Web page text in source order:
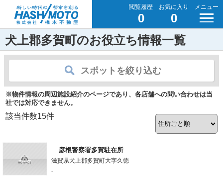
閲覧履歴
0
お気に入り
0
メニュー
犬上郡多賀町のお役立ち情報一覧
スポットを絞り込む
※物件情報の周辺施設紹介のページであり、各店舗への問い合わせは当
社では対応できません。
該当件数15件
彦根警察署多賀駐在所
滋賀県犬上郡多賀町大字久徳
-